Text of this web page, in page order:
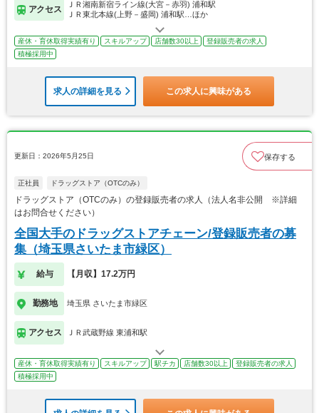
アクセス
ＪＲ湘南新宿ライン線(大宮－赤羽) 浦和駅
ＪＲ東北本線(上野－盛岡) 浦和駅…ほか
産休・育休取得実績有り スキルアップ 店舗数30以上
登録販売者の求人
積極採用中
求人の詳細を見る この求人に興味がある
更新日：2026年5月25日 保存する
正社員 ドラッグストア（OTCのみ）
ドラッグストア（OTCのみ）の登録販売者の求人（法人名非公開 ※詳細
はお問合せください）
全国大手のドラッグストアチェーン/登録販売者の募
集（埼玉県さいたま市緑区）
給与 【月収】17.2万円
勤務地 埼玉県 さいたま市緑区
アクセス ＪＲ武蔵野線 東浦和駅
産休・育休取得実績有り スキルアップ 駅チカ 店舗数30以上
登録販売者の求人
積極採用中